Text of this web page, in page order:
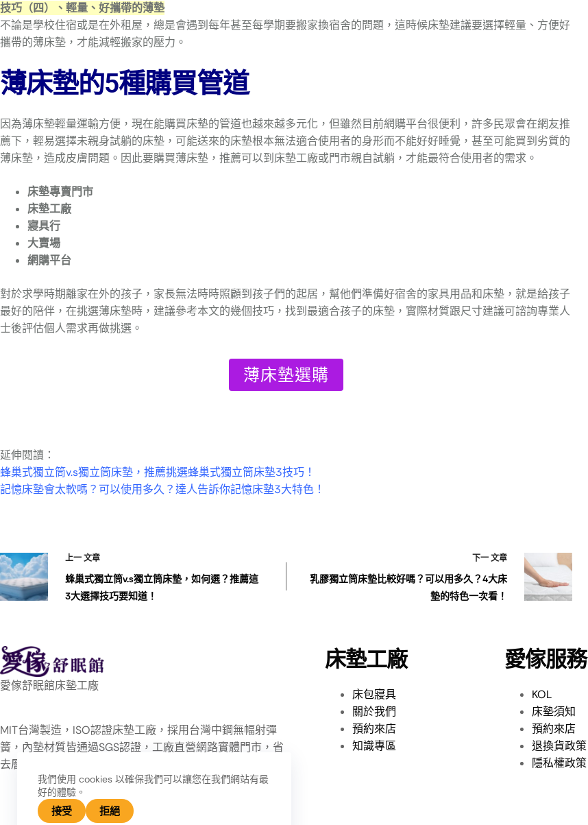
我們使用 cookies 以確保我們可以讓您在我們網站有最
好的體驗。
接受
拒絕
技巧（四）、輕量、好攜帶的薄墊
不論是學校住宿或是在外租屋，總是會遇到每年甚至每學期要搬家換宿舍的問題，這時候床墊建議要選擇輕量、方便好
攜帶的薄床墊，才能減輕搬家的壓力。
薄床墊的5種購買管道
因為薄床墊輕量運輸方便，現在能購買床墊的管道也越來越多元化，但雖然目前網購平台很便利，許多民眾會在網友推
薦下，輕易選擇未親身試躺的床墊，可能送來的床墊根本無法適合使用者的身形而不能好好睡覺，甚至可能買到劣質的
薄床墊，造成皮膚問題。因此要購買薄床墊，推薦可以到床墊工廠或門市親自試躺，才能最符合使用者的需求。
床墊專賣門市
床墊工廠
寢具行
大賣場
網購平台
對於求學時期離家在外的孩子，家長無法時時照顧到孩子們的起居，幫他們準備好宿舍的家具用品和床墊，就是給孩子
最好的陪伴，在挑選薄床墊時，建議參考本文的幾個技巧，找到最適合孩子的床墊，實際材質跟尺寸建議可諮詢專業人
士後評估個人需求再做挑選。
薄床墊選購
延伸閱讀：
蜂巢式獨立筒v.s獨立筒床墊，推薦挑選蜂巢式獨立筒床墊3技巧！
記憶床墊會太軟嗎？可以使用多久？達人告訴你記憶床墊3大特色！
上一文章
蜂巢式獨立筒v.s獨立筒床墊，如何選？推薦這
3大選擇技巧要知道！
下一文章
乳膠獨立筒床墊比較好嗎？可以用多久？4大床
墊的特色一次看！
愛傢舒眠館床墊工廠
MIT台灣製造，ISO認證床墊工廠，採用台灣中鋼無幅射彈
簧，內墊材質皆通過SGS認證，工廠直營網路實體門市，省
去層層的通路管銷，讓消費者買的安心、睡的放心！
床墊工廠
床包寢具
關於我們
預約來店
知識專區
愛傢服務
KOL
床墊須知
預約來店
退換貨政策
隱私權政策